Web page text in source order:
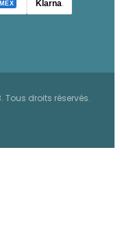
Klarna.
Tous droits réservés.